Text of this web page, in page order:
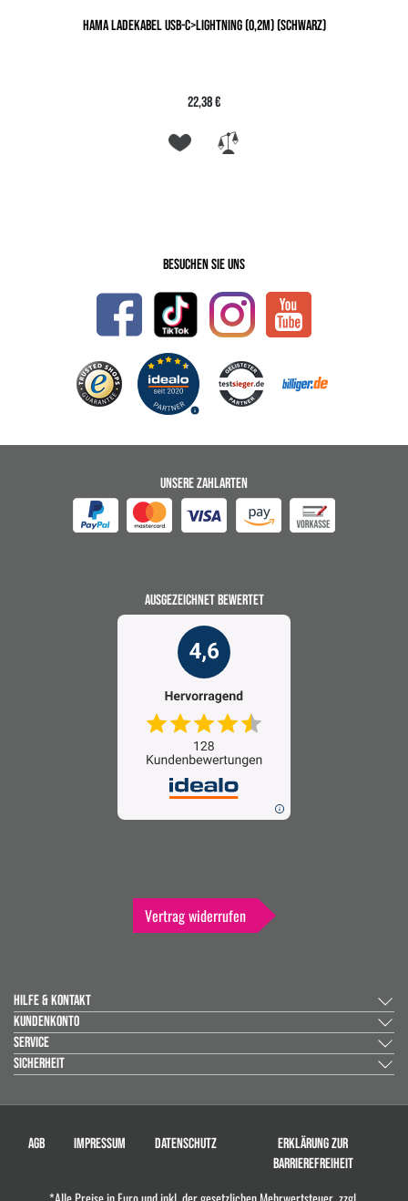
HAMA LADEKABEL USB-C>LIGHTNING (0,2M) (SCHWARZ)
22,38 €
Besuchen Sie uns
UNSERE ZAHLARTEN
AUSGEZEICHNET BEWERTET
Vertrag widerrufen
HILFE & KONTAKT
KUNDENKONTO
SERVICE
SICHERHEIT
AGB IMPRESSUM DATENSCHUTZ
ERKLÄRUNG ZUR
BARRIEREFREIHEIT